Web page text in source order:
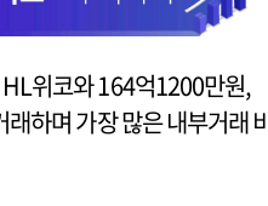
위코와 164억1200만원,
하며 가장 많은 내부거래